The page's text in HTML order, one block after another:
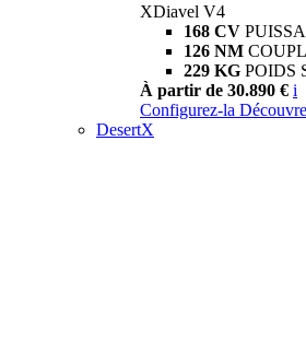
XDiavel V4
168 CV
126 NM
229 KG POIDS
À partir de 30.890 € i
Configurez-la
DesertX